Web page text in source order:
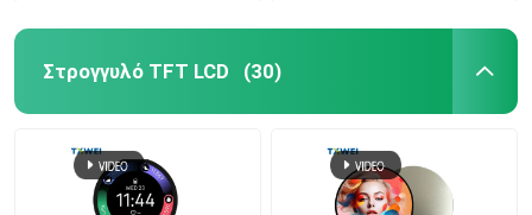
Στρογγυλό TFT LCD (30)